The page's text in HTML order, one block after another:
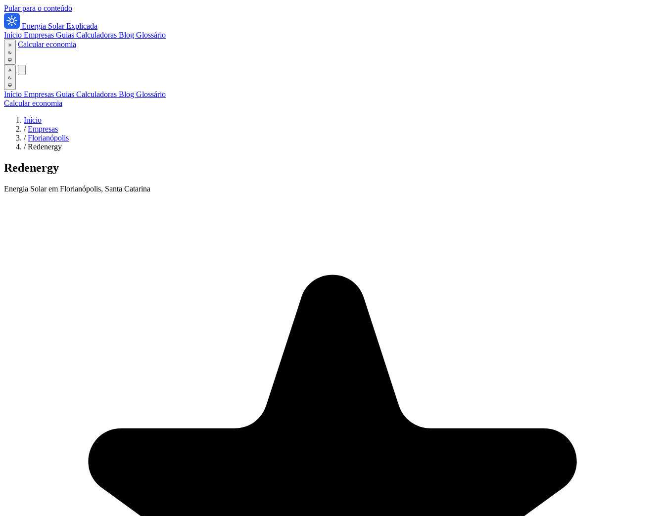
Pular para o conteúdo
Energia Solar Explicada
Início Empresas Guias Calculadoras Blog Glossário
Calcular economia
Início Empresas Guias Calculadoras Blog Glossário
Calcular economia
Início
/ Empresas
/ Florianópolis
/ Redenergy
Redenergy
Energia Solar em Florianópolis, Santa Catarina